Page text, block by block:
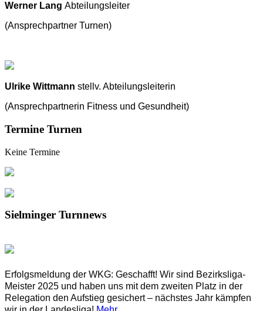
Werner Lang Abteilungsleiter
(Ansprechpartner Turnen)
Ulrike Wittmann stellv. Abteilungsleiterin
(Ansprechpartnerin Fitness und Gesundheit)
Termine Turnen
Keine Termine
Sielminger Turnnews
Erfolgsmeldung der WKG: Geschafft! Wir sind Bezirksliga-
Meister 2025 und haben uns mit dem zweiten Platz in der
Relegation den Aufstieg gesichert – nächstes Jahr kämpfen